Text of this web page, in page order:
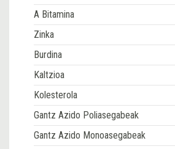
A Bitamina
Zinka
Burdina
Kaltzioa
Kolesterola
Gantz Azido Poliasegabeak
Gantz Azido Monoasegabeak